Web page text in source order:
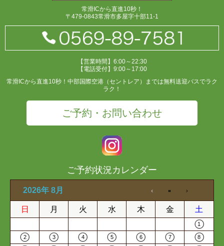
常滑ICから直進10秒！
〒479-0843常滑市多屋字十部11-1
【営業時間】6:00～22:30
【電話受付】9:00～17:00
常滑ICから直進10秒！中部国際空港（セントレア）までは無料送迎バスでラク
ラク！
ご予約・お問い合わせ
ご予約状況カレンダー
2026年 8月
日 月 火 水 木 金 土
1
2 3 4 5 6 7 8